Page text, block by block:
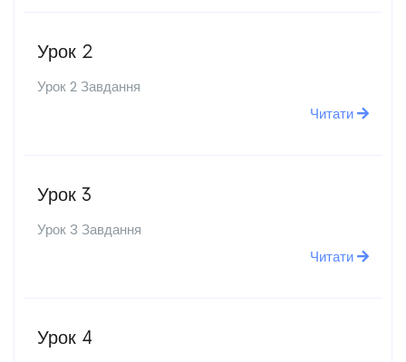
Урок 2
Урок 2 Завдання
Читати
Урок 3
Урок 3 Завдання
Читати
Урок 4